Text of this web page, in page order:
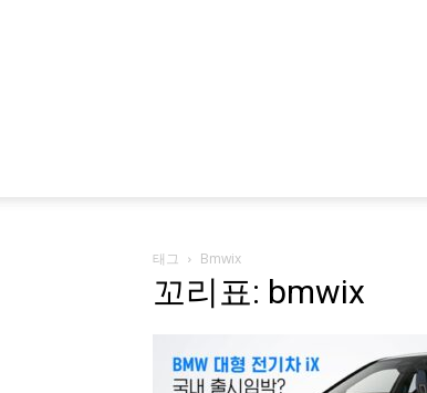
태그 Bmwix
꼬리표: bmwix